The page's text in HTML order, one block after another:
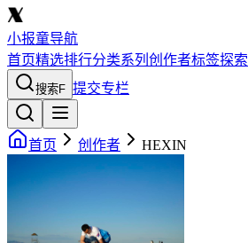
小报童导航
首页精选排行分类系列 创作者标签探索
搜索F 提交专栏
首页 创作者 HEXIN